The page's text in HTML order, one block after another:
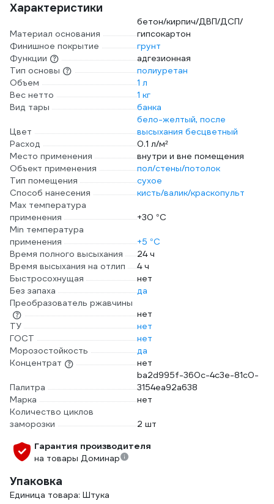
Характеристики
Материал основания
бетон/кирпич/ДВП/ДСП/
гипсокартон
Финишное покрытие
грунт
Функции
адгезионная
Тип основы
полиуретан
Объем
1 л
Вес нетто
1 кг
Вид тары
банка
Цвет
бело-желтый, после
высыхания бесцветный
Расход
0.1 л/м²
Место применения
внутри и вне помещения
Объект применения
пол/стены/потолок
Тип помещения
сухое
Способ нанесения
кисть/валик/краскопульт
Max температура
применения
+30 °С
Min температура
применения
+5 °С
Время полного высыхания
24 ч
Время высыхания на отлип
4 ч
Быстросохнущая
нет
Без запаха
да
Преобразователь ржавчины
нет
ТУ
нет
ГОСТ
нет
Морозостойкость
да
Концентрат
нет
Палитра
ba2d995f-360c-4c3e-81c0-
3154ea92a638
Марка
нет
Количество циклов
заморозки
2 шт
Гарантия производителя
на товары Доминар
Упаковка
Единица товара: Штука